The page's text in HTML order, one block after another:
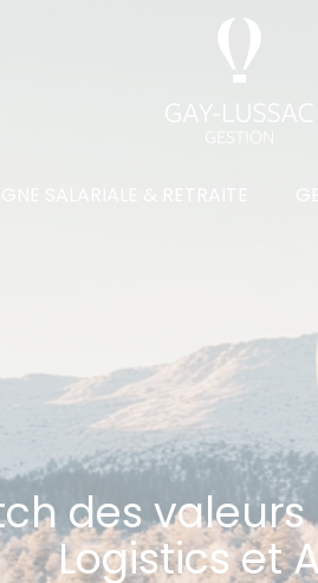
des valeurs :
Logistics et